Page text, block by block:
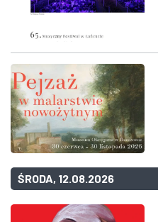
ŚRODA, 12.08.2026